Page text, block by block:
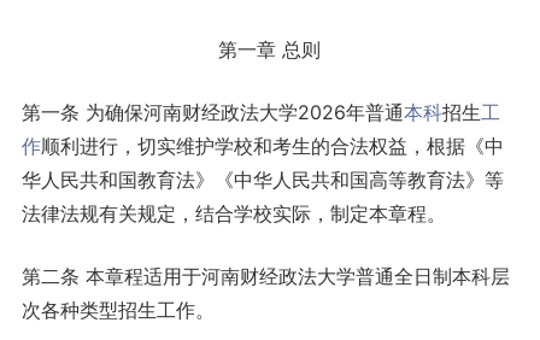
第一章 总则
第一条 为确保河南财经政法大学2026年普通本科招生工
作顺利进行，切实维护学校和考生的合法权益，根据《中
华人民共和国教育法》《中华人民共和国高等教育法》等
法律法规有关规定，结合学校实际，制定本章程。
第二条 本章程适用于河南财经政法大学普通全日制本科层
次各种类型招生工作。